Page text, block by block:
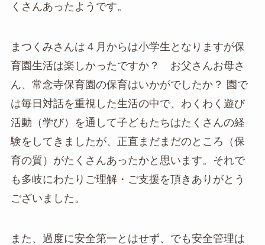
くさんあったようです。
まつくみさんは４月からは小学生となりますが保
育園生活は楽しかったですか？ お父さんお母さ
ん、常念寺保育園の保育はいかがでしたか？ 園で
は毎日対話を重視した生活の中で、わくわく遊び
活動（学び）を通して子どもたちはたくさんの経
験をしてきましたが、正直まだまだのところ（保
育の質）がたくさんあったかと思います。それで
も多岐にわたりご理解・ご支援を頂きありがとう
ございました。
また、過度に安全第一とはせず、でも安全管理は